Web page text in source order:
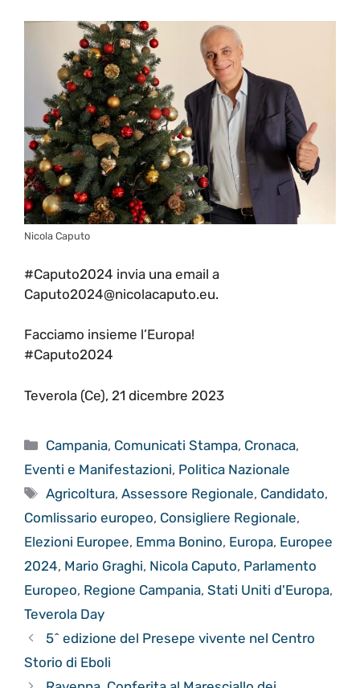
Nicola Caputo
#Caputo2024 invia una email a
Caputo2024@nicolacaputo.eu.
Facciamo insieme l’Europa!
#Caputo2024
Teverola (Ce), 21 dicembre 2023
Categorie
Campania, Comunicati Stampa, Cronaca,
Eventi e Manifestazioni, Politica Nazionale
Tag
Agricoltura,Assessore Regionale, Candidato,
Comlissario europeo, Consigliere Regionale,
Elezioni Europee, Emma Bonino, Europa, Europee
2024, Mario Graghi, Nicola Caputo, Parlamento
Europeo, Regione Campania, Stati Uniti d'Europa,
Teverola Day
5^ edizione del Presepe vivente nel Centro
Storio di Eboli